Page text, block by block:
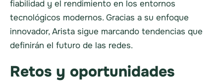
fiabilidad y el rendimiento en los entornos
tecnológicos modernos. Gracias a su enfoque
innovador, Arista sigue marcando tendencias que
definirán el futuro de las redes.
Retos y oportunidades